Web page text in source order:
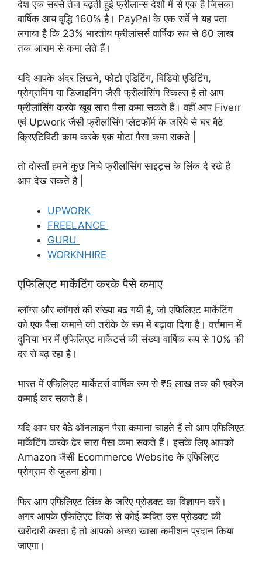
देश एक सबसे तेज बढ़ती हुई फ्रीलान्स देशों में से एक है जिसका
वार्षिक आय वृद्धि 160% है। PayPal के एक सर्वे ने यह पता
लगाया है कि 23% भारतीय फ्रीलांसर्स वार्षिक रूप से 60 लाख
तक आराम से कमा लेते हैं।
यदि आपके अंदर लिखने, फोटो एडिटिंग, विडियो एडिटिंग,
प्रोग्रामिंग या डिजाइनिंग जैसी फ्रीलांसिंग स्किल्स है तो आप
फ्रीलांसिंग करके खूब सारा पैसा कमा सकते हैं। वहीं आप Fiverr
एवं Upwork जैसी फ्रीलांसिंग प्लेटफॉर्म के जरिये से घर बैठे
क्रिएटिविटी काम करके एक मोटा पैसा कमा सकते |
तो दोस्तों हमने कुछ निचे फ्रीलांसिंग साइट्स के लिंक दे रखे है
आप देख सकते है |
UPWORK
FREELANCE
GURU
WORKNHIRE
एफिलिएट मार्केटिंग करके पैसे कमाए
ब्लॉग्स और ब्लॉगर्स की संख्या बढ़ गयी है, जो एफिलिएट मार्केटिंग
को एक पैसा कमाने की तरीके के रूप में बढ़ावा दिया है। वर्त्तमान में
दुनिया भर में एफिलिएट मार्केटर्स की संख्या वार्षिक रूप से 10% की
दर से बढ़ रहा है।
भारत में एफिलिएट मार्केटर्स वार्षिक रूप से ₹5 लाख तक की एवरेज
कमाई कर सकते हैं।
यदि आप घर बैठे ऑनलाइन पैसा कमाना चाहते हैं तो आप एफिलिएट
मार्केटिंग करके ढेर सारा पैसा कमा सकते हैं। इसके लिए आपको
Amazon जैसी Ecommerce Website के एफिलिएट
प्रोग्राम से जुड़ना होगा।
फिर आप एफिलिएट लिंक के जरिए प्रोडक्ट का विज्ञापन करें।
अगर आपके एफिलिएट लिंक से कोई व्यक्ति उस प्रोडक्ट की
खरीदारी करता है तो आपको अच्छा खासा कमीशन प्रदान किया
जाएगा।